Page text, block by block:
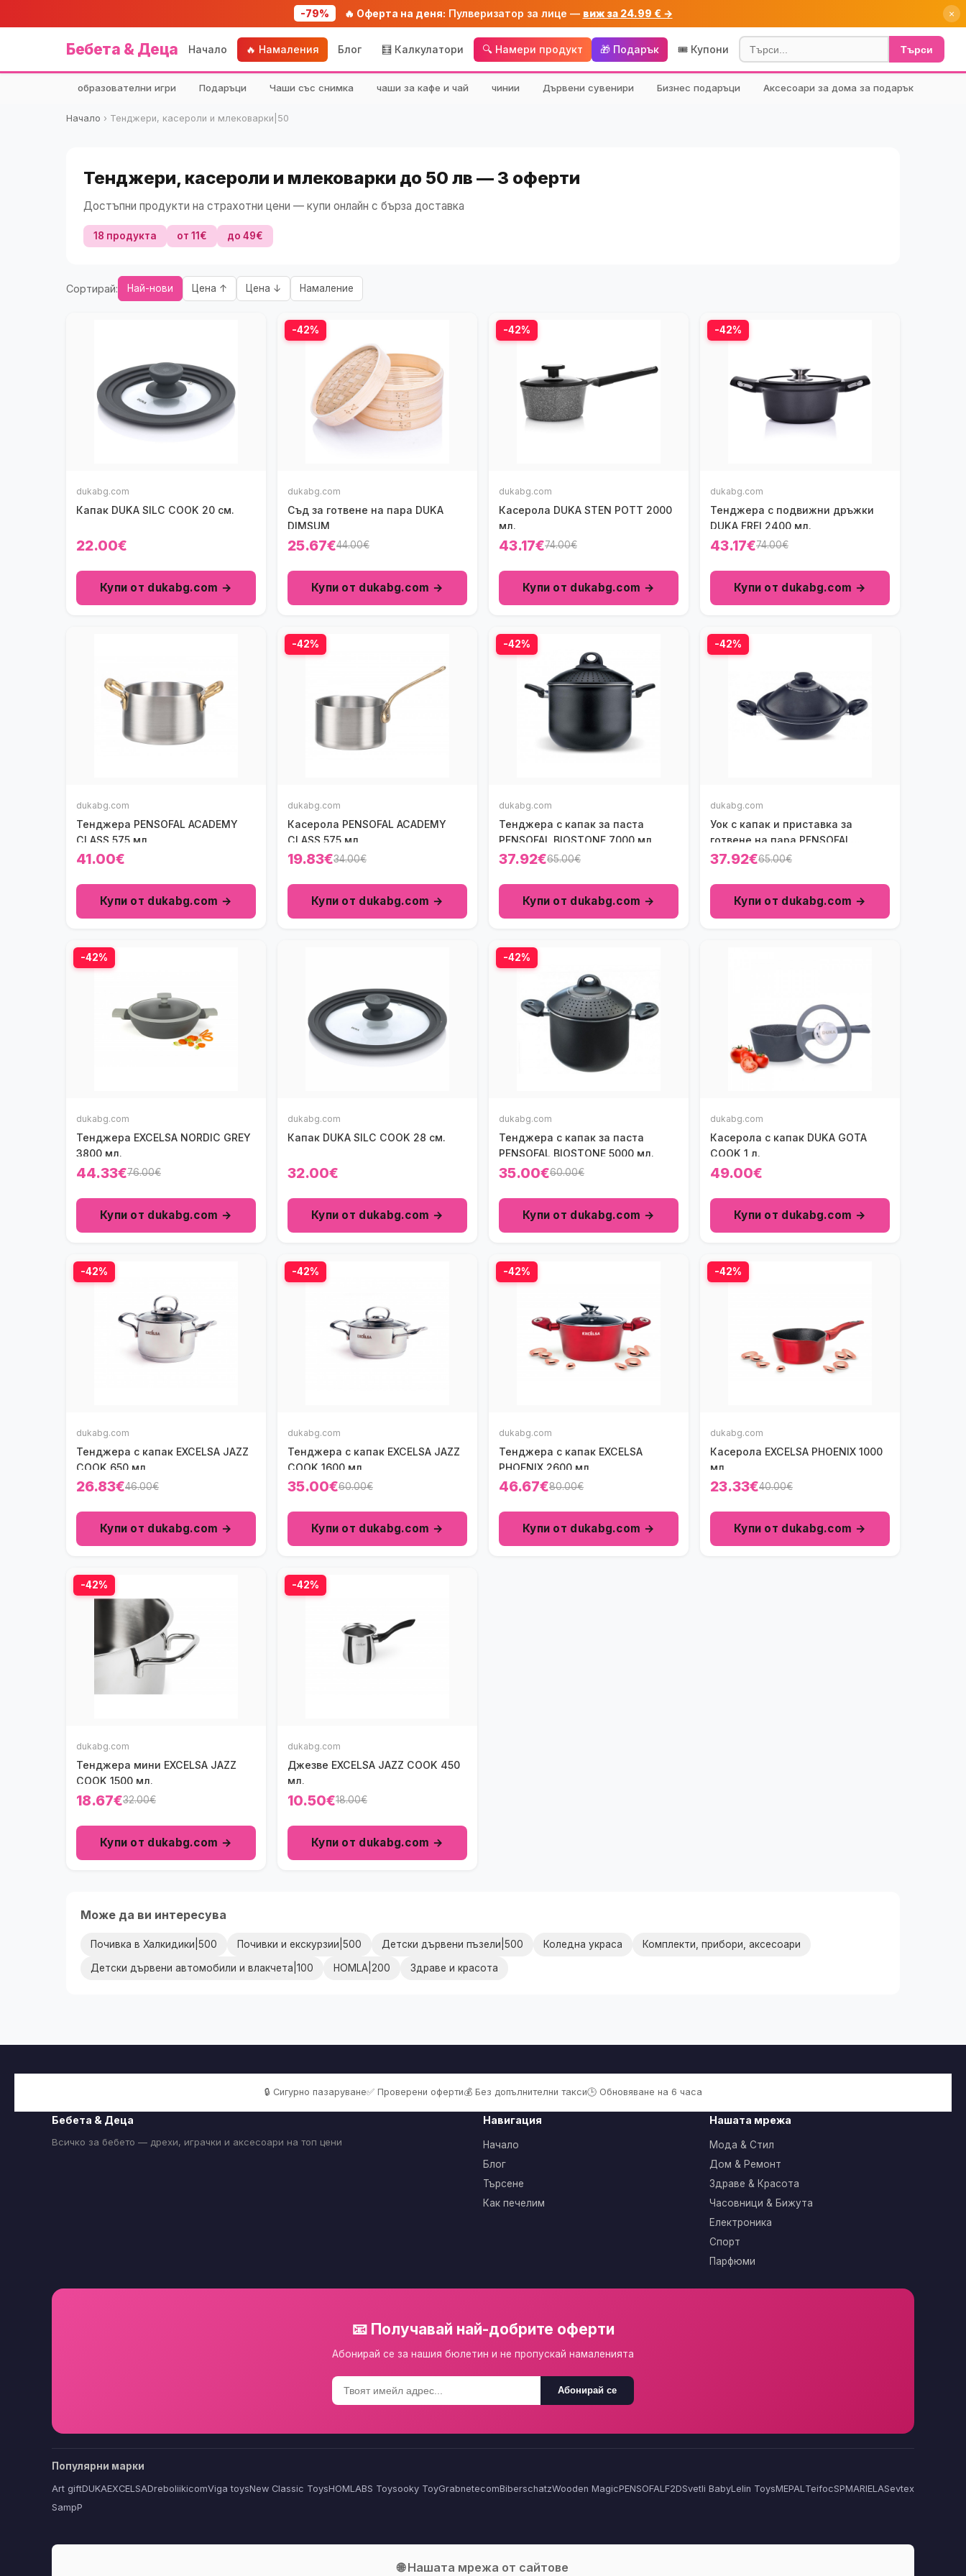
-79% 🔥 Оферта на деня: Пулверизатор за лице — виж за 24.99 € → ×
Бебета & Деца Начало 🔥 Намаления Блог 🧮 Калкулатори 🔍 Намери продукт 🎁 Подарък 🎟️ Купони Търси
образователни игри Подаръци Чаши със снимка чаши за кафе и чай чинии Дървени сувенири Бизнес подаръци Аксесоари за дома за подарък
Начало › Тенджери, касероли и млековарки|50
Тенджери, касероли и млековарки до 50 лв — 3 оферти
Достъпни продукти на страхотни цени — купи онлайн с бърза доставка
18 продукта от 11€ до 49€
Сортирай: Най-нови Цена ↑ Цена ↓ Намаление
dukabg.com
Капак DUKA SILC COOK 20 см.
22.00€
Купи от dukabg.com →
-42%
dukabg.com
Съд за готвене на пара DUKA
DIMSUM
25.67€44.00€
Купи от dukabg.com →
-42%
dukabg.com
Касерола DUKA STEN POTT 2000
мл.
43.17€74.00€
Купи от dukabg.com →
-42%
dukabg.com
Тенджера с подвижни дръжки
DUKA FREI 2400 мл.
43.17€74.00€
Купи от dukabg.com →
dukabg.com
Тенджера PENSOFAL ACADEMY
CLASS 575 мл.
41.00€
Купи от dukabg.com →
-42%
dukabg.com
Касерола PENSOFAL ACADEMY
CLASS 575 мл.
19.83€34.00€
Купи от dukabg.com →
-42%
dukabg.com
Тенджера с капак за паста
PENSOFAL BIOSTONE 7000 мл.
37.92€65.00€
Купи от dukabg.com →
-42%
dukabg.com
Уок с капак и приставка за
готвене на пара PENSOFAL
BIOSTONE 24 см.
37.92€65.00€
Купи от dukabg.com →
-42%
dukabg.com
Тенджера EXCELSA NORDIC GREY
3800 мл.
44.33€76.00€
Купи от dukabg.com →
dukabg.com
Капак DUKA SILC COOK 28 см.
32.00€
Купи от dukabg.com →
-42%
dukabg.com
Тенджера с капак за паста
PENSOFAL BIOSTONE 5000 мл.
35.00€60.00€
Купи от dukabg.com →
dukabg.com
Касерола с капак DUKA GOTA
COOK 1 л.
49.00€
Купи от dukabg.com →
-42%
dukabg.com
Тенджера с капак ЕXCELSA JAZZ
COOK 650 мл.
26.83€46.00€
Купи от dukabg.com →
-42%
dukabg.com
Тенджера с капак ЕXCELSA JAZZ
COOK 1600 мл.
35.00€60.00€
Купи от dukabg.com →
-42%
dukabg.com
Тенджера с капак ЕXCELSA
PHOENIX 2600 мл.
46.67€80.00€
Купи от dukabg.com →
-42%
dukabg.com
Касерола ЕXCELSA PHOENIX 1000
мл.
23.33€40.00€
Купи от dukabg.com →
-42%
dukabg.com
Тенджера мини ЕXCELSA JAZZ
COOK 1500 мл.
18.67€32.00€
Купи от dukabg.com →
-42%
dukabg.com
Джезве EXCELSA JAZZ COOK 450
мл.
10.50€18.00€
Купи от dukabg.com →
Може да ви интересува
Почивка в Халкидики|500 Почивки и екскурзии|500 Детски дървени пъзели|500 Коледна украса Комплекти, прибори, аксесоари
Детски дървени автомобили и влакчета|100 HOMLA|200 Здраве и красота
🔒 Сигурно пазаруване✅ Проверени оферти💰 Без допълнителни такси🕒 Обновяване на 6 часа
Бебета & Деца
Всичко за бебето — дрехи, играчки и аксесоари на топ цени
Навигация
Начало
Блог
Търсене
Как печелим
Нашата мрежа
Мода & Стил
Дом & Ремонт
Здраве & Красота
Часовници & Бижута
Електроника
Спорт
Парфюми
📧 Получавай най-добрите оферти
Абонирай се за нашия бюлетин и не пропускай намаленията
Абонирай се
Популярни марки
Art giftDUKAEXCELSADreboliikicomViga toysNew Classic ToysHOMLABS Toysooky ToyGrabnetecomBiberschatzWooden MagicPENSOFAL F2DSvetli BabyLelin ToysMEPAL TeifocSPMARIELASevtex
SampP
🌐 Нашата мрежа от сайтове